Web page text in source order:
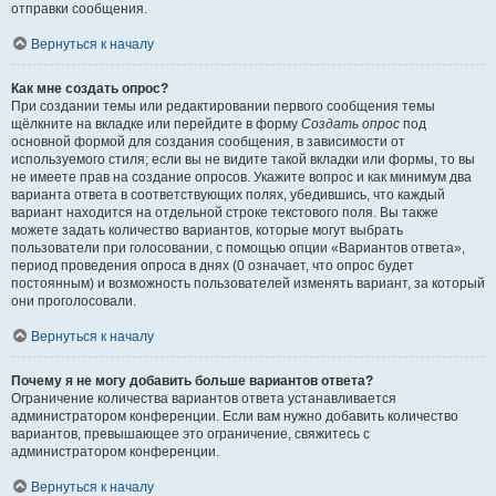
отправки сообщения.
Вернуться к началу
Как мне создать опрос?
При создании темы или редактировании первого сообщения темы
щёлкните на вкладке или перейдите в форму Создать опрос под
основной формой для создания сообщения, в зависимости от
используемого стиля; если вы не видите такой вкладки или формы, то вы
не имеете прав на создание опросов. Укажите вопрос и как минимум два
варианта ответа в соответствующих полях, убедившись, что каждый
вариант находится на отдельной строке текстового поля. Вы также
можете задать количество вариантов, которые могут выбрать
пользователи при голосовании, с помощью опции «Вариантов ответа»,
период проведения опроса в днях (0 означает, что опрос будет
постоянным) и возможность пользователей изменять вариант, за который
они проголосовали.
Вернуться к началу
Почему я не могу добавить больше вариантов ответа?
Ограничение количества вариантов ответа устанавливается
администратором конференции. Если вам нужно добавить количество
вариантов, превышающее это ограничение, свяжитесь с
администратором конференции.
Вернуться к началу